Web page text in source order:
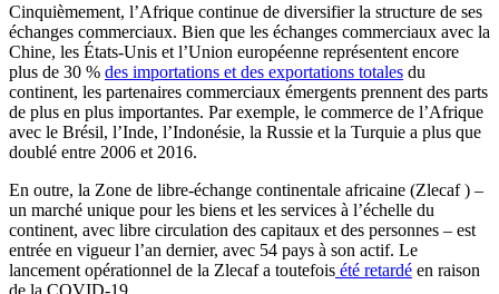
Cinquièmement, l’Afrique continue de diversifier la structure de ses
échanges commerciaux. Bien que les échanges commerciaux avec la
Chine, les États-Unis et l’Union européenne représentent encore
plus de 30 % des importations et des exportations totales du
continent, les partenaires commerciaux émergents prennent des parts
de plus en plus importantes. Par exemple, le commerce de l’Afrique
avec le Brésil, l’Inde, l’Indonésie, la Russie et la Turquie a plus que
doublé entre 2006 et 2016.
En outre, la Zone de libre-échange continentale africaine (Zlecaf ) –
un marché unique pour les biens et les services à l’échelle du
continent, avec libre circulation des capitaux et des personnes – est
entrée en vigueur l’an dernier, avec 54 pays à son actif. Le
lancement opérationnel de la Zlecaf a toutefois été retardé en raison
de la COVID-19.